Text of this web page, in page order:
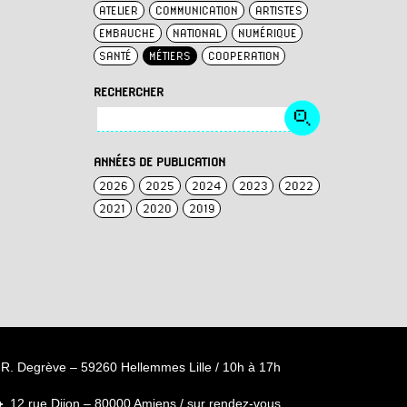
ATELIER
COMMUNICATION
ARTISTES
EMBAUCHE
NATIONAL
NUMÉRIQUE
SANTÉ
MÉTIERS COOPERATION
RECHERCHER
ANNÉES DE PUBLICATION
2026 2025 2024 2023
2022
2021
2020 2019
Degrève – 59260 Hellemmes Lille / 10h à 17h
12 rue Dijon – 80000 Amiens / sur rendez-vous